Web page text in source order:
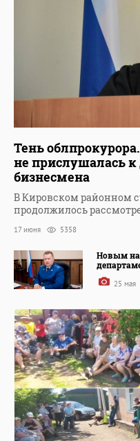
Тень
не прислушалась
бизнесмена
В Кировском районном
продолжилось
17 июня 5358
Новым
25 мая